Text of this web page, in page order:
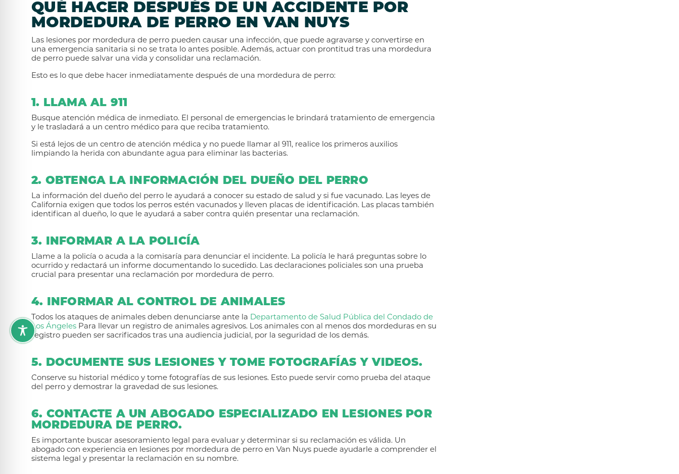
QUÉ HACER DESPUÉS DE UN ACCIDENTE POR
MORDEDURA DE PERRO EN VAN NUYS
Las lesiones por mordedura de perro pueden causar una infección, que puede agravarse y convertirse en
una emergencia sanitaria si no se trata lo antes posible. Además, actuar con prontitud tras una mordedura
de perro puede salvar una vida y consolidar una reclamación.
Esto es lo que debe hacer inmediatamente después de una mordedura de perro:
1. LLAMA AL 911
Busque atención médica de inmediato. El personal de emergencias le brindará tratamiento de emergencia
y le trasladará a un centro médico para que reciba tratamiento.
Si está lejos de un centro de atención médica y no puede llamar al 911, realice los primeros auxilios
limpiando la herida con abundante agua para eliminar las bacterias.
2. OBTENGA LA INFORMACIÓN DEL DUEÑO DEL PERRO
La información del dueño del perro le ayudará a conocer su estado de salud y si fue vacunado. Las leyes de
California exigen que todos los perros estén vacunados y lleven placas de identificación. Las placas también
identifican al dueño, lo que le ayudará a saber contra quién presentar una reclamación.
3. INFORMAR A LA POLICÍA
Llame a la policía o acuda a la comisaría para denunciar el incidente. La policía le hará preguntas sobre lo
ocurrido y redactará un informe documentando lo sucedido. Las declaraciones policiales son una prueba
crucial para presentar una reclamación por mordedura de perro.
4. INFORMAR AL CONTROL DE ANIMALES
Todos los ataques de animales deben denunciarse ante la Departamento de Salud Pública del Condado de
Los Ángeles Para llevar un registro de animales agresivos. Los animales con al menos dos mordeduras en su
registro pueden ser sacrificados tras una audiencia judicial, por la seguridad de los demás.
5. DOCUMENTE SUS LESIONES Y TOME FOTOGRAFÍAS Y VIDEOS.
Conserve su historial médico y tome fotografías de sus lesiones. Esto puede servir como prueba del ataque
del perro y demostrar la gravedad de sus lesiones.
6. CONTACTE A UN ABOGADO ESPECIALIZADO EN LESIONES POR
MORDEDURA DE PERRO.
Es importante buscar asesoramiento legal para evaluar y determinar si su reclamación es válida. Un
abogado con experiencia en lesiones por mordedura de perro en Van Nuys puede ayudarle a comprender el
sistema legal y presentar la reclamación en su nombre.